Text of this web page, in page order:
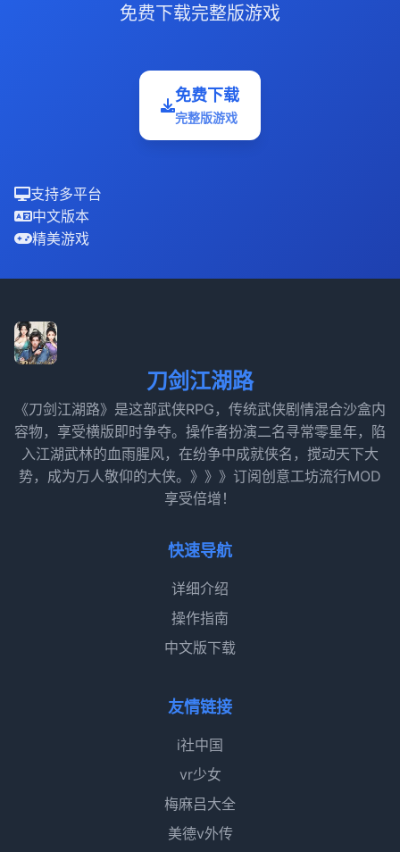
免费下载完整版游戏
免费下载
完整版游戏
支持多平台
中文版本
精美游戏
刀剑江湖路
《刀剑江湖路》是这部武侠RPG，传统武侠剧情混合沙盒内
容物，享受横版即时争夺。操作者扮演二名寻常零星年，陷
入江湖武林的血雨腥风，在纷争中成就侠名，搅动天下大
势，成为万人敬仰的大侠。》》》订阅创意工坊流行MOD
享受倍增！
快速导航
详细介绍
操作指南
中文版下载
友情链接
i社中国
vr少女
梅麻吕大全
美德v外传